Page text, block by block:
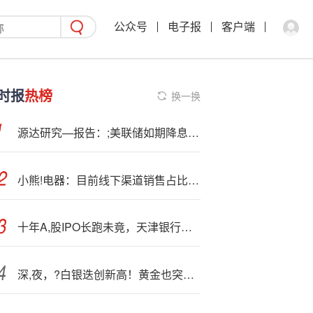
公众号 电子报 客户端
报热榜 换一换
源达研究—报告：;美联储如期降息，华为全联接大会启幕
小熊!电器：目前线下渠道销售占比不大，未来会择机考虑开设线下品牌专属实体旗舰店
十年A,股IPO长跑未竟，天津银行新班子能否破局？
深,夜，?白银迭创新高！黄金也突破近6周高点